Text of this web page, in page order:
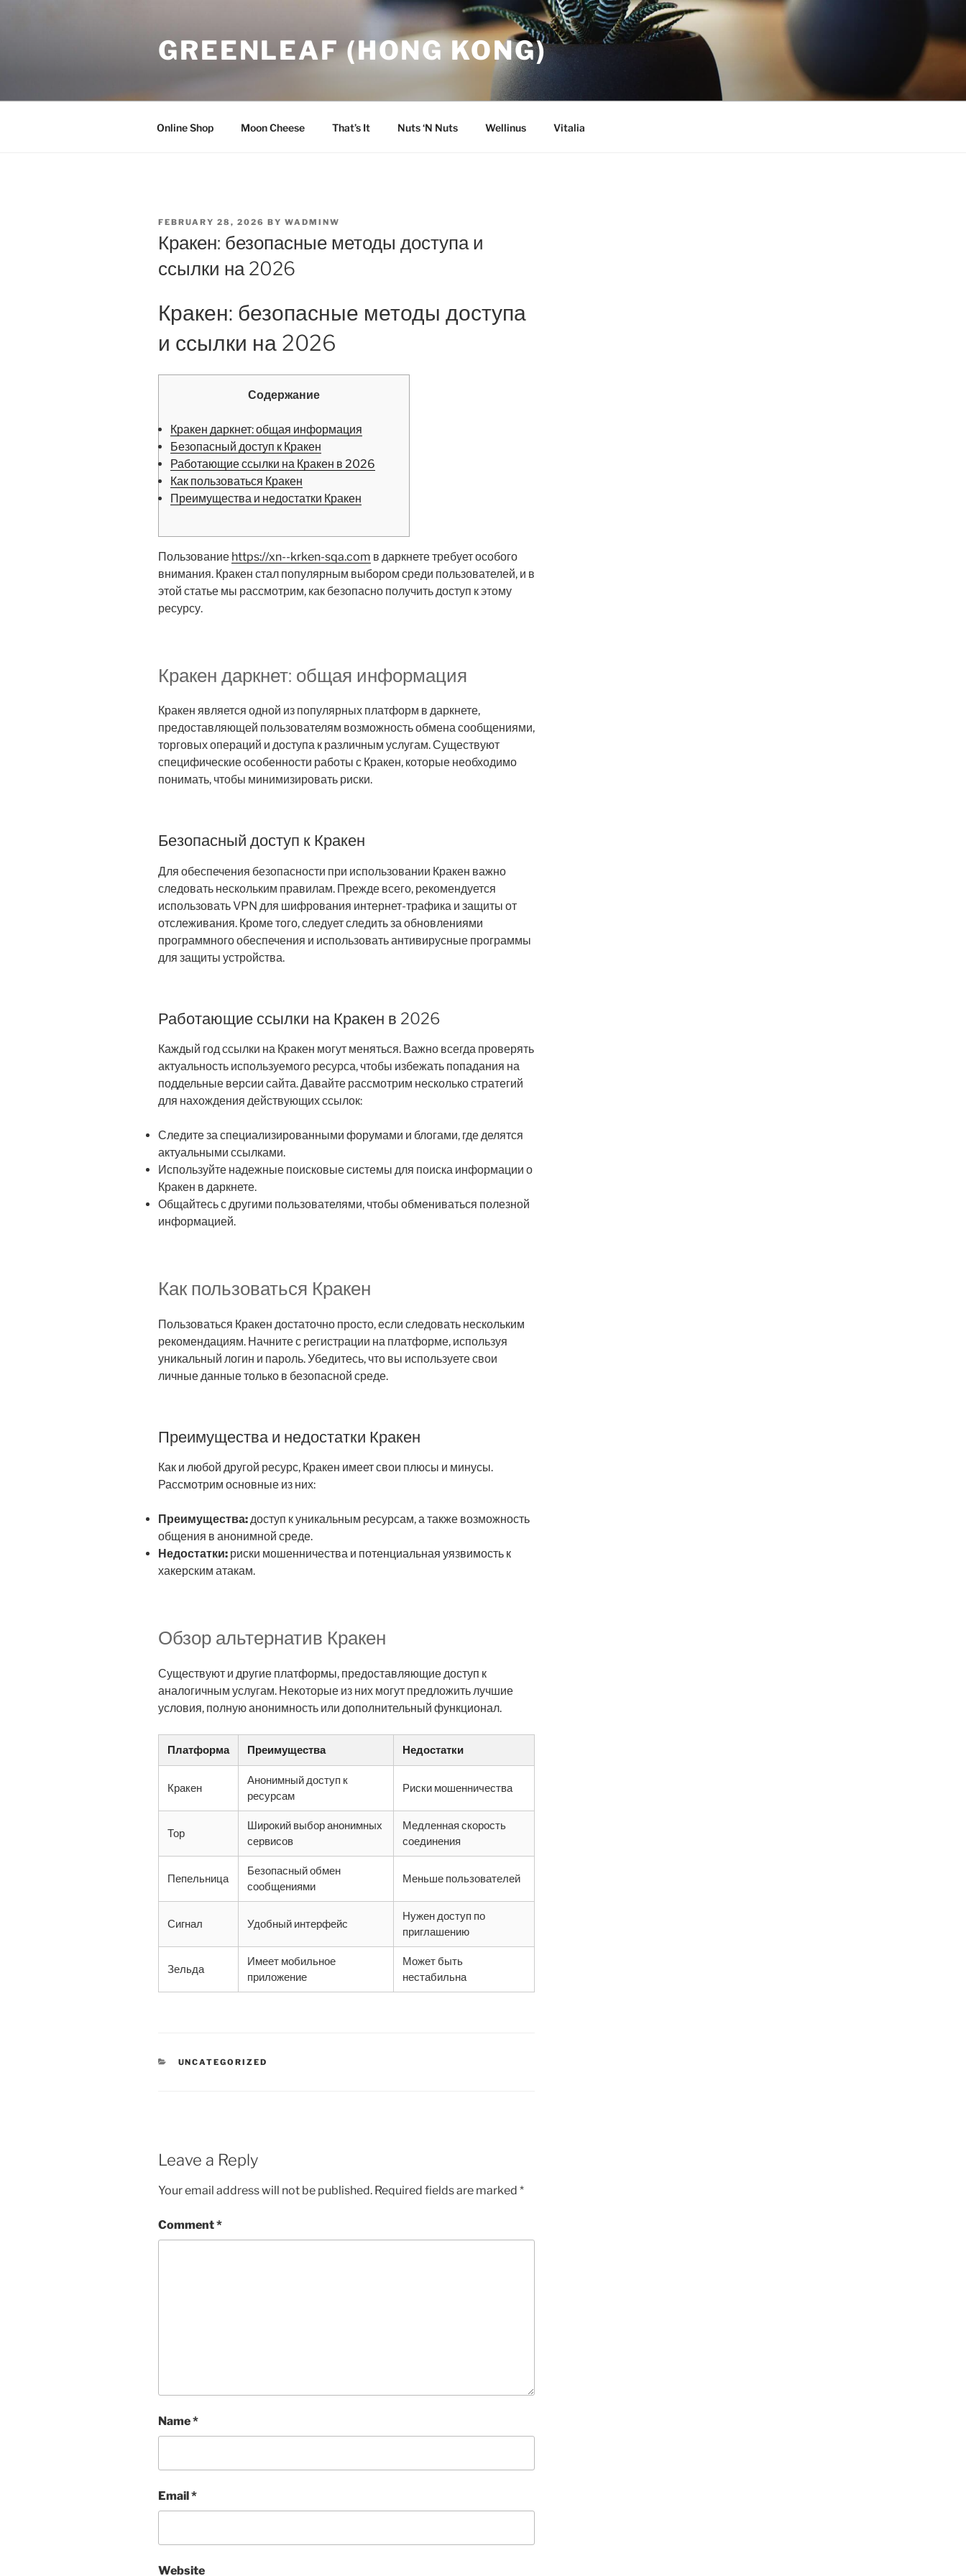
GREENLEAF (HONG KONG)
Online Shop Moon Cheese That’s It Nuts ‘N Nuts Wellinus Vitalia
POSTED
FEBRUARY 28, 2026 BY WADMINW
Кракен: безопасные методы доступа и
ссылки на 2026
Кракен: безопасные методы доступа
и ссылки на 2026
Содержание
Кракен даркнет: общая информация
Безопасный доступ к Кракен
Работающие ссылки на Кракен в 2026
Как пользоваться Кракен
Преимущества и недостатки Кракен
Пользование https://xn--krken-sqa.com в даркнете требует особого
внимания. Кракен стал популярным выбором среди пользователей, и в
этой статье мы рассмотрим, как безопасно получить доступ к этому
ресурсу.
Кракен даркнет: общая информация
Кракен является одной из популярных платформ в даркнете,
предоставляющей пользователям возможность обмена сообщениями,
торговых операций и доступа к различным услугам. Существуют
специфические особенности работы с Кракен, которые необходимо
понимать, чтобы минимизировать риски.
Безопасный доступ к Кракен
Для обеспечения безопасности при использовании Кракен важно
следовать нескольким правилам. Прежде всего, рекомендуется
использовать VPN для шифрования интернет-трафика и защиты от
отслеживания. Кроме того, следует следить за обновлениями
программного обеспечения и использовать антивирусные программы
для защиты устройства.
Работающие ссылки на Кракен в 2026
Каждый год ссылки на Кракен могут меняться. Важно всегда проверять
актуальность используемого ресурса, чтобы избежать попадания на
поддельные версии сайта. Давайте рассмотрим несколько стратегий
для нахождения действующих ссылок:
Следите за специализированными форумами и блогами, где делятся
актуальными ссылками.
Используйте надежные поисковые системы для поиска информации о
Кракен в даркнете.
Общайтесь с другими пользователями, чтобы обмениваться полезной
информацией.
Как пользоваться Кракен
Пользоваться Кракен достаточно просто, если следовать нескольким
рекомендациям. Начните с регистрации на платформе, используя
уникальный логин и пароль. Убедитесь, что вы используете свои
личные данные только в безопасной среде.
Преимущества и недостатки Кракен
Как и любой другой ресурс, Кракен имеет свои плюсы и минусы.
Рассмотрим основные из них:
Преимущества:доступ к уникальным ресурсам, а также возможность
общения в анонимной среде.
Недостатки: риски мошенничества и потенциальная уязвимость к
хакерским атакам.
Обзор альтернатив Кракен
Существуют и другие платформы, предоставляющие доступ к
аналогичным услугам. Некоторые из них могут предложить лучшие
условия, полную анонимность или дополнительный функционал.
Платформа Преимущества Недостатки
Кракен
Анонимный доступ к
ресурсам
Риски мошенничества
Тор
Широкий выбор анонимных
сервисов
Медленная скорость
соединения
Пепельница
Безопасный обмен
сообщениями
Меньше пользователей
Сигнал Удобный интерфейс
Нужен доступ по
приглашению
Зельда
Имеет мобильное
приложение
Может быть
нестабильна
CATEGORIES
UNCATEGORIZED
Leave a Reply
Your email address will not be published. Required fields are marked *
Comment*
Name*
Email*
Website